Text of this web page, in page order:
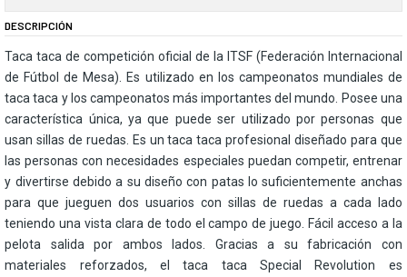
DESCRIPCIÓN
Taca taca de competición oficial de la ITSF (Federación Internacional
de Fútbol de Mesa). Es utilizado en los campeonatos mundiales de
taca taca y los campeonatos más importantes del mundo. Posee una
característica única, ya que puede ser utilizado por personas que
usan sillas de ruedas. Es un taca taca profesional diseñado para que
las personas con necesidades especiales puedan competir, entrenar
y divertirse debido a su diseño con patas lo suficientemente anchas
para que jueguen dos usuarios con sillas de ruedas a cada lado
teniendo una vista clara de todo el campo de juego. Fácil acceso a la
pelota salida por ambos lados. Gracias a su fabricación con
materiales reforzados, el taca taca Special Revolution es